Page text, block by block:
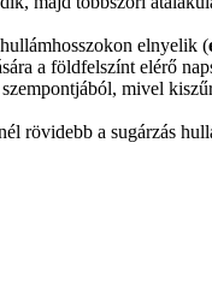
elnyelik (
a földfelszínt elérő
mivel
rövidebb a sugárzás